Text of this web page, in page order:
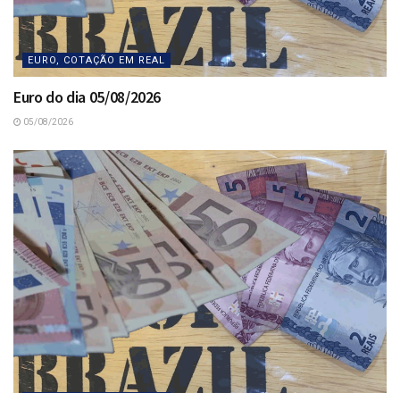
EURO, COTAÇÃO EM REAL
Euro do dia 05/08/2026
05/08/2026